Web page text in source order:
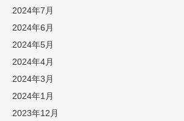
2024年7月
2024年6月
2024年5月
2024年4月
2024年3月
2024年1月
2023年12月